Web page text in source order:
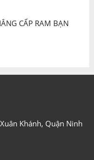
CẤP RAM BẠN
Khánh, Quận Ninh